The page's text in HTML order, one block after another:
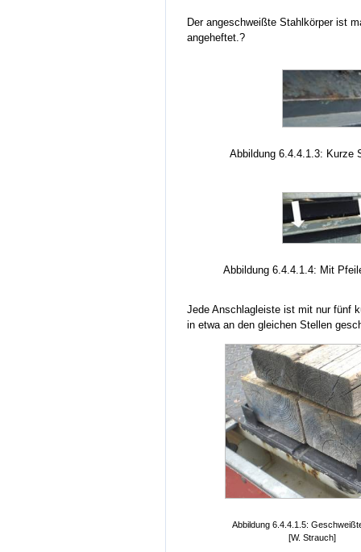
Der angeschweißte Stahlkörper ist
angeheftet.?
Abbildung 6.4.4.1.3: Kurze
Abbildung 6.4.4.1.4: Mit
Jede Anschlagleiste ist mit nur fünf
in etwa an den gleichen Stellen
Abbildung 6.4.4.1.5:
[W. Strauch]